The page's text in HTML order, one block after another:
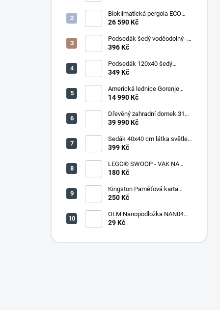
Bioklimatická pergola ECO
4x3 m, ocel - volně stojící
26 590 Kč
Podsedák šedý voděodolný -
set 4ks
396 Kč
Podsedák 120x40 šedý
voděodolný
349 Kč
Americká lednice Gorenje
NRR9185DAXL
14 990 Kč
Dřevěný zahradní domek 316
(290 x 318 x 221 cm)
39 990 Kč
Sedák 40x40 cm látka světle
zelený melír - set 4 kusy
399 Kč
LEGO® SWOOP - VAK NA
KOSTKY
180 Kč
Kingston Paměťová karta
microSDHC 32GB + adaptér
250 Kč
OEM Nanopodložka NAN04
sv.modrá
29 Kč